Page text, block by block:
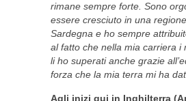
rimane sempre forte. Sono
essere cresciuto in una
Sardegna e ho sempre
al fatto che nella mia carriera i
li ho superati anche grazie
forza che la mia terra mi ha
Agli inizi qui in Inghilterra